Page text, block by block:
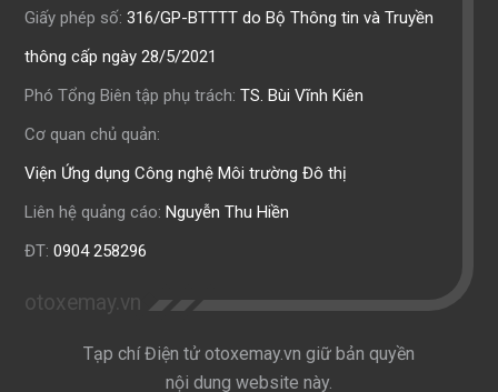
Giấy phép số: 316/GP-BTTTT do Bộ Thông tin và Truyền
thông cấp ngày 28/5/2021
Phó Tổng Biên tập phụ trách: TS. Bùi Vĩnh Kiên
Cơ quan chủ quản:
Viện Ứng dụng Công nghệ Môi trường Đô thị
Liên hệ quảng cáo: Nguyễn Thu Hiền
ĐT: 0904 258296
otoxemay.vn
Tạp chí Điện tử otoxemay.vn giữ bản quyền
nội dung website này.